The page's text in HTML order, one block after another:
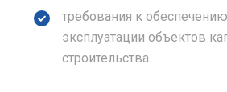
требования к
эксплуатации объектов
строительства.